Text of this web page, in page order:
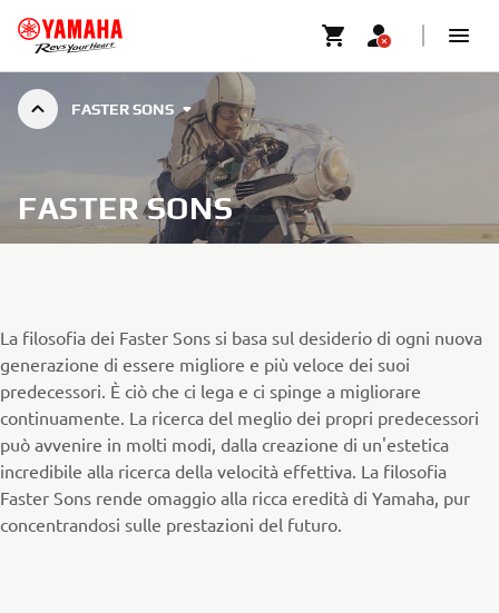
FASTER SONS
FASTER SONS
La filosofia dei Faster Sons si basa sul desiderio di ogni nuova
generazione di essere migliore e più veloce dei suoi
predecessori. È ciò che ci lega e ci spinge a migliorare
continuamente. La ricerca del meglio dei propri predecessori
può avvenire in molti modi, dalla creazione di un'estetica
incredibile alla ricerca della velocità effettiva. La filosofia
Faster Sons rende omaggio alla ricca eredità di Yamaha, pur
concentrandosi sulle prestazioni del futuro.